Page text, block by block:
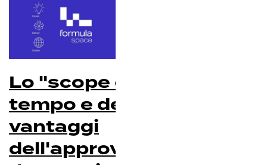
Lo "scope creep" ti costa
tempo e denaro: i
vantaggi
dell'approvvigionamento